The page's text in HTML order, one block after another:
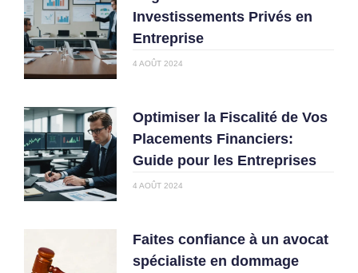
Investissements Privés en
Entreprise
4 AOÛT 2024
Optimiser la Fiscalité de Vos
Placements Financiers:
Guide pour les Entreprises
4 AOÛT 2024
Faites confiance à un avocat
spécialiste en dommage